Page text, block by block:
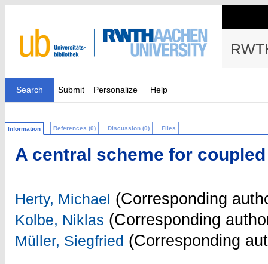
Search Submit Personalize Help
Information References (0) Discussion (0) Files
A central scheme for
Herty, Michael (Corresponding
Kolbe, Niklas (Corresponding
Müller, Siegfried (Corresponding